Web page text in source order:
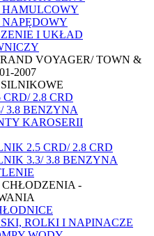
I UKŁAD
VOYAGER/ TOWN &
2007
CRD/ 2.8 CRD
3.8 BENZYNA
KAROSERII
2.5 CRD/ 2.8 CRD
3.3/ 3.8 BENZYNA
-
ROLKI I NAPINACZE